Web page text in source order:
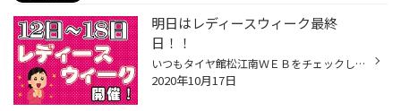
明日はレディースウィーク最終
日！！
いつもタイヤ館松江南ＷＥＢをチェックして頂き ありがとうございます！！ 明日はレディースウィーク最終日です！！ ちょうどオイル交換時期の方やバッテリーやワイパーを最近交換した覚えの無い方 バッテリー点検やワイパー点検等は無料ですので ぜひ点検だけでもご来店下さい！
2020年10月17日